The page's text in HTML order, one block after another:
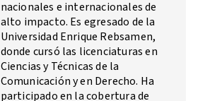
nacionales e internacionales de
alto impacto. Es egresado de la
Universidad Enrique Rebsamen,
donde cursó las licenciaturas en
Ciencias y Técnicas de la
Comunicación y en Derecho. Ha
participado en la cobertura de